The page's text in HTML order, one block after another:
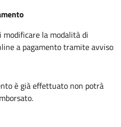
la modalità di
a pagamento tramite avviso
è già effettuato non potrà